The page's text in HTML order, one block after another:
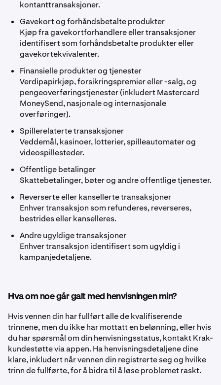
kontanttransaksjoner.
Gavekort og forhåndsbetalte produkter
Kjøp fra gavekortforhandlere eller transaksjoner
identifisert som forhåndsbetalte produkter eller
gavekortekvivalenter.
Finansielle produkter og tjenester
Verdipapirkjøp, forsikringspremier eller -salg, og
pengeoverføringstjenester (inkludert Mastercard
MoneySend, nasjonale og internasjonale
overføringer).
Spillerelaterte transaksjoner
Veddemål, kasinoer, lotterier, spilleautomater og
videospillesteder.
Offentlige betalinger
Skattebetalinger, bøter og andre offentlige tjenester.
Reverserte eller kansellerte transaksjoner
Enhver transaksjon som refunderes, reverseres,
bestrides eller kanselleres.
Andre ugyldige transaksjoner
Enhver transaksjon identifisert som ugyldig i
kampanjedetaljene.
Hva om noe går galt med henvisningen min?
Hvis vennen din har fullført alle de kvalifiserende
trinnene, men du ikke har mottatt en belønning, eller hvis
du har spørsmål om din henvisningsstatus, kontakt Krak-
kundestøtte via appen. Ha henvisningsdetaljene dine
klare, inkludert når vennen din registrerte seg og hvilke
trinn de fullførte, for å bidra til å løse problemet raskt.